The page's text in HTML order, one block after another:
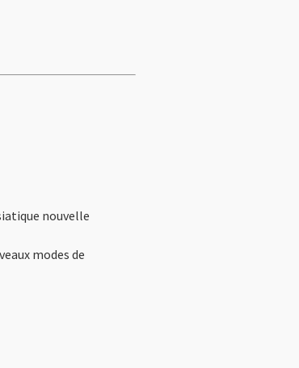
nouvelle
modes de